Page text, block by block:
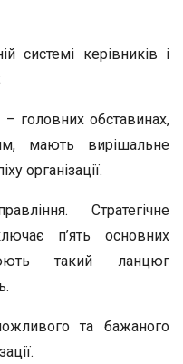
системі керівників і
– головних обставинах,
мають вирішальне
організації.
Стратегічне
п’ять основних
такий ланцюг
та бажаного